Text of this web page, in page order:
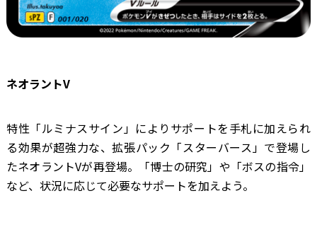
ネオラントV
特性「ルミナスサイン」によりサポートを手札に加えられ
る効果が超強力な、拡張パック「スターバース」で登場し
たネオラントVが再登場。「博士の研究」や「ボスの指令」
など、状況に応じて必要なサポートを加えよう。